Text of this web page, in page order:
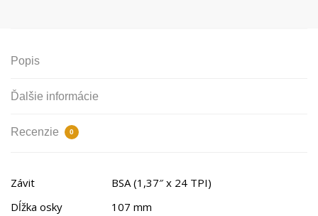
Popis
Ďalšie informácie
Recenzie 0
Závit
BSA (1,37″ x 24 TPI)
Dĺžka osky
107 mm